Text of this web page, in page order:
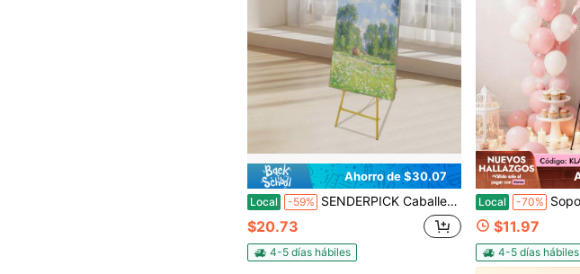
Ahorro de $30.07
Local -59% SENDERPICK Caballete de exhibición dorado para letreros y carteles, caballete de arte portátil de 50 pulgadas, soporte de exhibición de metal ajustable con parte superior de lazo, soporte plegable independiente para letreros de bienvenida para bodas
$20.73
4-5 días hábiles
Local -70% Soporte de caballete ajustable para letrero de boda, trípode
$11.97
4-5 días hábiles